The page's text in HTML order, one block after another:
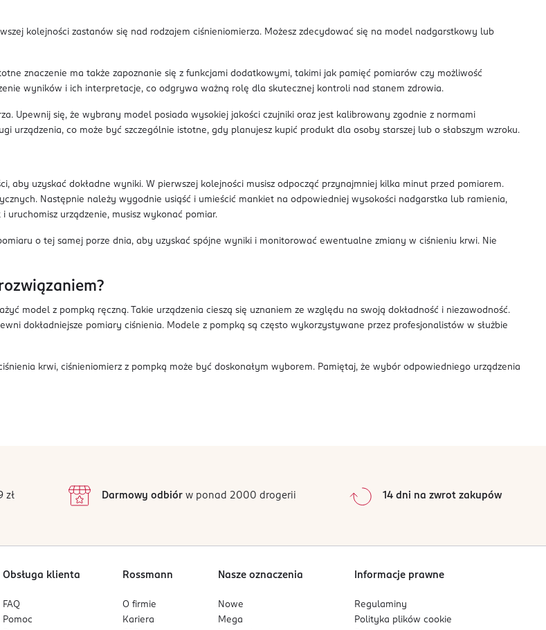
kolejności zastanów się nad rodzajem ciśnieniomierza. Możesz zdecydować się na model nadgarstkowy lub
znaczenie ma także zapoznanie się z funkcjami dodatkowymi, takimi jak pamięć pomiarów czy możliwość
wyników i ich interpretacje, co odgrywa ważną rolę dla skutecznej kontroli nad stanem zdrowia.
Upewnij się, że wybrany model posiada wysokiej jakości czujniki oraz jest kalibrowany zgodnie z normami
urządzenia, co może być szczególnie istotne, gdy planujesz kupić produkt dla osoby starszej lub o słabszym wzroku.
aby uzyskać dokładne wyniki. W pierwszej kolejności musisz odpocząć przynajmniej kilka minut przed pomiarem.
Następnie należy wygodnie usiąść i umieścić mankiet na odpowiedniej wysokości nadgarstka lub ramienia,
uruchomisz urządzenie, musisz wykonać pomiar.
o tej samej porze dnia, aby uzyskać spójne wyniki i monitorować ewentualne zmiany w ciśnieniu krwi. Nie
model z pompką ręczną. Takie urządzenia cieszą się uznaniem ze względu na swoją dokładność i niezawodność.
dokładniejsze pomiary ciśnienia. Modele z pompką są często wykorzystywane przez profesjonalistów w służbie
krwi, ciśnieniomierz z pompką może być doskonałym wyborem. Pamiętaj, że wybór odpowiedniego urządzenia
zł Darmowy odbiórw ponad 2000 drogerii 14 dni na zwrot zakupów
Obsługa klienta
FAQ
Pomoc
Rossmann
O firmie
Kariera
Nasze oznaczenia
Nowe
Mega
Informacje prawne
Regulaminy
Polityka plikówcookie